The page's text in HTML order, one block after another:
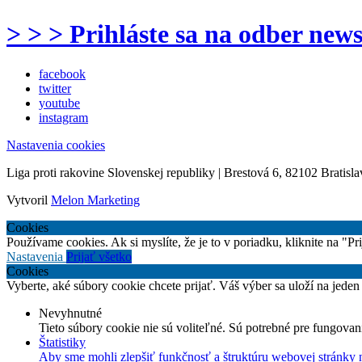
> > > Prihláste sa na odber
facebook
twitter
youtube
instagram
Nastavenia cookies
Liga proti rakovine Slovenskej republiky | Brestová 6, 82102
Vytvoril Melon Marketing
Cookies
Používame cookies. Ak si myslíte, že je to v poriadku, kliknite na
Nastavenia Prijať všetko
Cookies
Vyberte, aké súbory cookie chcete prijať. Váš výber sa uloží na
Nevyhnutné
Tieto súbory cookie nie sú voliteľné. Sú potrebné pre
Štatistiky
Aby sme mohli zlepšiť funkčnosť a štruktúru webovej stránky